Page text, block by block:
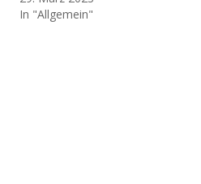
In "Allgemein"